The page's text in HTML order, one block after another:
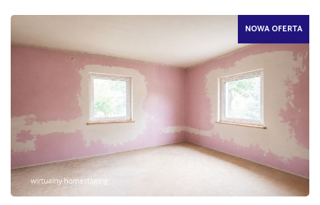
NOWA OFERTA